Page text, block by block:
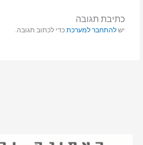
כתיבת תגובה
ישלהתחבר למערכתכדי לכתוב תגובה.